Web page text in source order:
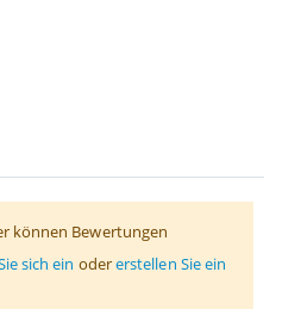
können Bewertungen
sich ein odererstellen Sie ein